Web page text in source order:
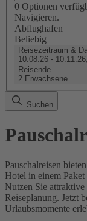
0 Optionen
Navigieren.
Abflughafen
Beliebig
Reisezeitraum &
10.08.26 -
Reisende
2 Erwachsene
Suchen
Pauschalreisen
Hotel in einem
Nutzen Sie attraktive
Reiseplanung. Jetzt
Urlaubsmomente